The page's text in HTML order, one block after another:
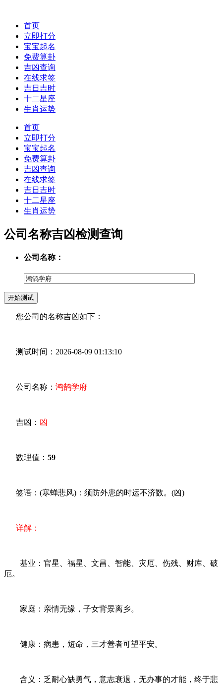
首页
立即打分
宝宝起名
免费算卦
吉凶查询
在线求签
吉日吉时
十二星座
生肖运势
首页
立即打分
宝宝起名
免费算卦
吉凶查询
在线求签
吉日吉时
十二星座
生肖运势
公司名称吉凶检测查询
公司名称：
您公司的名称吉凶如下：
测试时间：2026-08-09 01:13:10
公司名称： 鸿鹄学府
吉凶： 凶
数理值： 59
签语：(寒蝉悲风)：须防外患的时运不济数。(凶)
详解：
基业：官星、福星、文昌、智能、灾厄、伤残、财库、破
厄。
家庭：亲情无缘，子女背景离乡。
健康：病患，短命，三才善者可望平安。
含义：乏耐心缺勇气，意志衰退，无办事的才能，终于悲